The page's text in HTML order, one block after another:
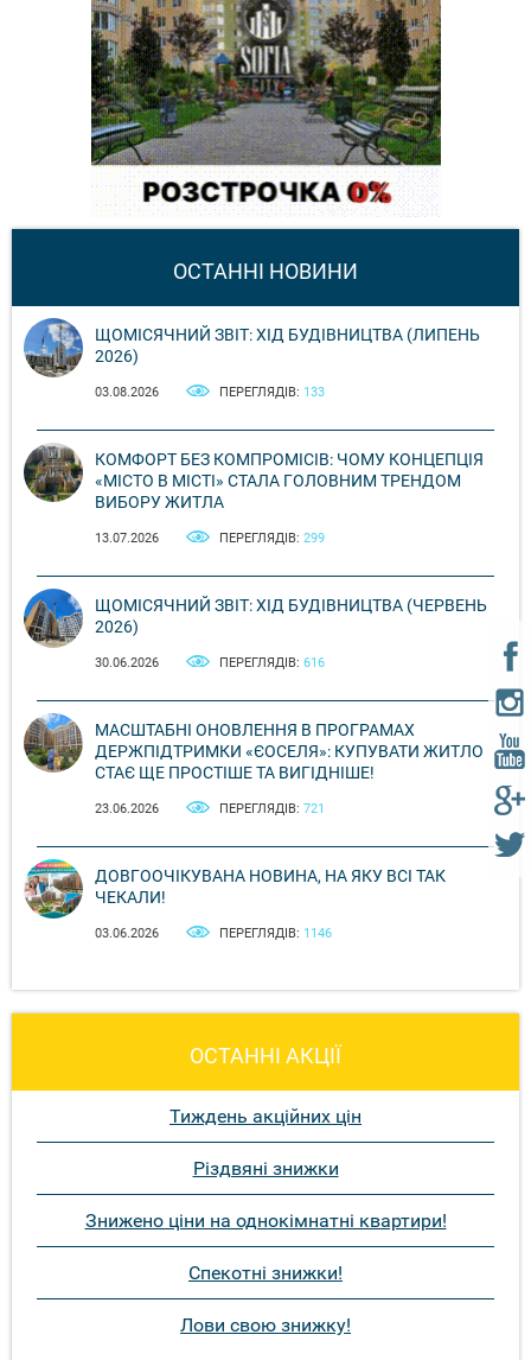
ОСТАННІ НОВИНИ
ЩОМІСЯЧНИЙ ЗВІТ: ХІД БУДІВНИЦТВА (ЛИПЕНЬ
2026)
03.08.2026 ПЕРЕГЛЯДІВ: 133
КОМФОРТ БЕЗ КОМПРОМІСІВ: ЧОМУ КОНЦЕПЦІЯ
«МІСТО В МІСТІ» СТАЛА ГОЛОВНИМ ТРЕНДОМ
ВИБОРУ ЖИТЛА
13.07.2026 ПЕРЕГЛЯДІВ: 299
ЩОМІСЯЧНИЙ ЗВІТ: ХІД БУДІВНИЦТВА (ЧЕРВЕНЬ
2026)
30.06.2026 ПЕРЕГЛЯДІВ: 616
МАСШТАБНІ ОНОВЛЕННЯ В ПРОГРАМАХ
ДЕРЖПІДТРИМКИ «ЄОСЕЛЯ»: КУПУВАТИ ЖИТЛО
СТАЄ ЩЕ ПРОСТІШЕ ТА ВИГІДНІШЕ!
23.06.2026 ПЕРЕГЛЯДІВ: 721
ДОВГООЧІКУВАНА НОВИНА, НА ЯКУ ВСІ ТАК
ЧЕКАЛИ!
03.06.2026 ПЕРЕГЛЯДІВ: 1146
ОСТАННІ АКЦІЇ
Тиждень акційних цін
Різдвяні знижки
Знижено ціни на однокімнатні квартири!
Спекотні знижки!
Лови свою знижку!